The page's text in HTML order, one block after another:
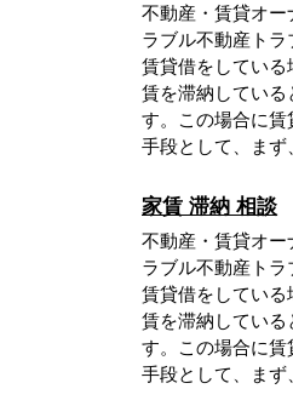
不動産・賃貸オー
ラブル不動産ト
賃貸借をしている
賃を滞納している
す。この場合に賃
手段として、ま
家賃 滞納 相談
不動産・賃貸オー
ラブル不動産ト
賃貸借をしている
賃を滞納している
す。この場合に賃
手段として、ま